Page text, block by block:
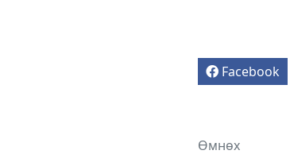
Facebook
Өмнөх